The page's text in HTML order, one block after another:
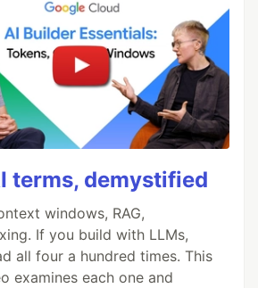
) {
terms, demystified
windows, RAG,
If you build with LLMs,
all four a hundred times. This
examines each one and